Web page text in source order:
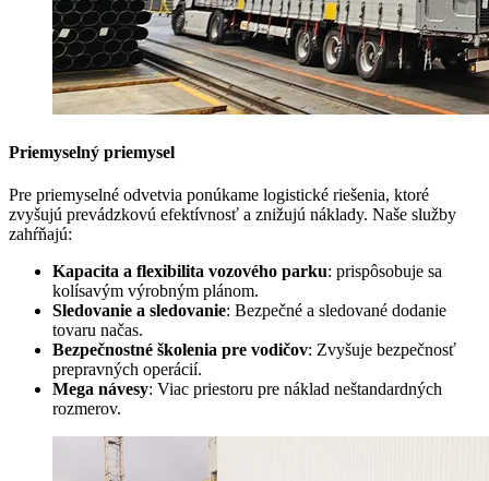
Priemyselný priemysel
Pre priemyselné odvetvia ponúkame logistické riešenia, ktoré
zvyšujú prevádzkovú efektívnosť a znižujú náklady. Naše služby
zahŕňajú:
Kapacita a flexibilita vozového parku: prispôsobuje sa
kolísavým výrobným plánom.
Sledovanie a sledovanie: Bezpečné a sledované dodanie
tovaru načas.
Bezpečnostné školenia pre vodičov: Zvyšuje bezpečnosť
prepravných operácií.
Mega návesy: Viac priestoru pre náklad neštandardných
rozmerov.